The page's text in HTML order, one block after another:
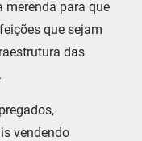
merenda para que
que sejam
das
vendendo